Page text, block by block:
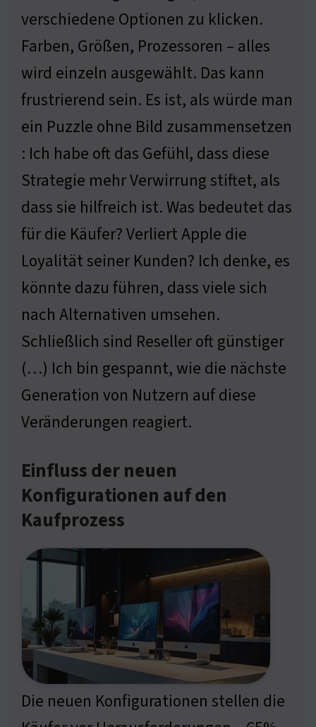
verschiedene Optionen zu klicken.
Farben, Größen, Prozessoren – alles
wird einzeln ausgewählt. Das kann
frustrierend sein. Es ist, als würde man
ein Puzzle ohne Bild zusammensetzen
: Ich habe oft das Gefühl, dass diese
Strategie mehr Verwirrung stiftet, als
dass sie hilfreich ist. Was bedeutet das
für die Käufer? Verliert Apple die
Loyalität seiner Kunden? Ich denke, es
könnte dazu führen, dass viele sich
nach Alternativen umsehen.
Schließlich sind Reseller oft günstiger
(…) Ich bin gespannt, wie die nächste
Generation von Nutzern auf diese
Veränderungen reagiert.
Einfluss der neuen
Konfigurationen auf den
Kaufprozess
Die neuen Konfigurationen stellen die